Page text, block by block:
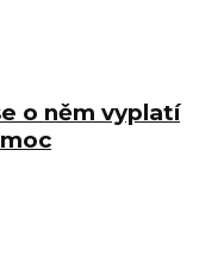
o něm vyplatí